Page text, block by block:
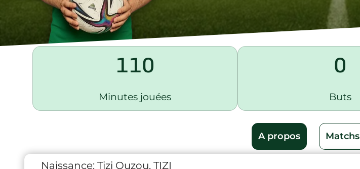
110
Minutes jouées
0
Buts
A propos Matchs
Naissance: Tizi Ouzou, TIZI